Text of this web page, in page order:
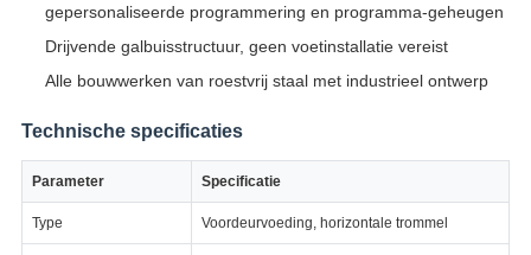
gepersonaliseerde programmering en programma-geheugen
Drijvende galbuisstructuur, geen voetinstallatie vereist
Alle bouwwerken van roestvrij staal met industrieel ontwerp
Technische specificaties
Parameter Specificatie
Type Voordeurvoeding, horizontale trommel